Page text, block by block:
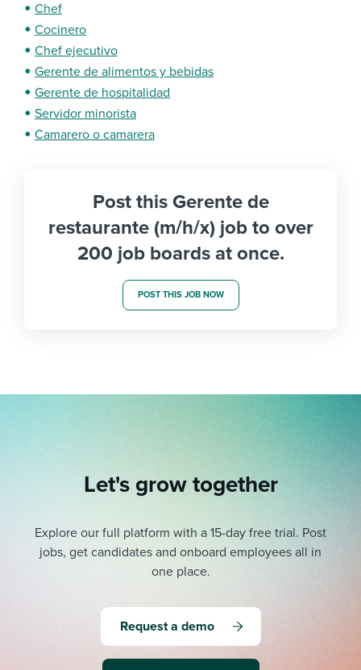
Chef
Cocinero
Chef ejecutivo
Gerente de alimentos y bebidas
Gerente de hospitalidad
Servidor minorista
Camarero o camarera
Post this Gerente de
restaurante (m/h/x) job to over
200 job boards at once.
POST THIS JOB NOW
Let's grow together
Explore our full platform with a 15-day free trial. Post
jobs, get candidates and onboard employees all in
one place.
Request a demo